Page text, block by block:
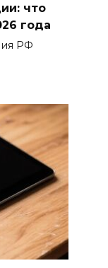
что
года
РФ